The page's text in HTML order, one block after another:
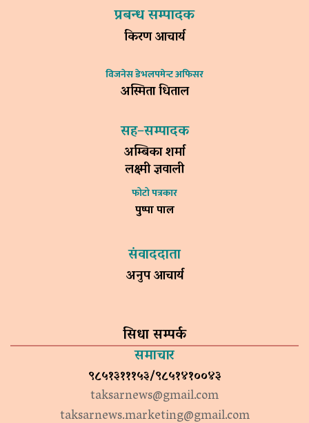
प्रबन्ध सम्पादक
किरण आचार्य
विजनेस डेभलपमेन्ट अफिसर
अस्मिता धिताल
सह–सम्पादक
अम्बिका शर्मा
लक्ष्मी ज्ञवाली
फोटो पत्रकार
पुष्पा पाल
संवाददाता
अनुप आचार्य
सिधा सम्पर्क
समाचार
९८५१३१११५३/९८५१४१००४३
taksarnews@gmail.com
taksarnews.marketing@gmail.com